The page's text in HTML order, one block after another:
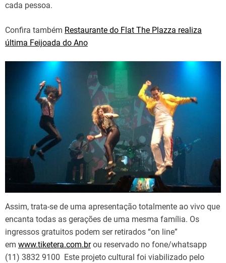
cada pessoa.
Confira também Restaurante do Flat The Plazza realiza
última Feijoada do Ano
Assim, trata-se de uma apresentação totalmente ao vivo que
encanta todas as gerações de uma mesma família. Os
ingressos gratuitos podem ser retirados “on line”
em www.tiketera.com.brou reservado no fone/whatsapp
(11) 3832 9100 Este projeto cultural foi viabilizado pelo